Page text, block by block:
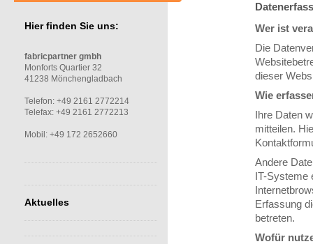
Wer ist
Die
dieser
Wie
Ihre Daten
mitteilen.
Andere
IT-Systeme
Erfassung
betreten.
Wofür
Hier finden Sie uns:
fabricpartner gmbh
Monforts Quartier 32
41238 Mönchengladbach
Telefon: +49 2161 2772214
Telefax: +49 2161 2772213
Mobil: +49 172 2652660
Aktuelles